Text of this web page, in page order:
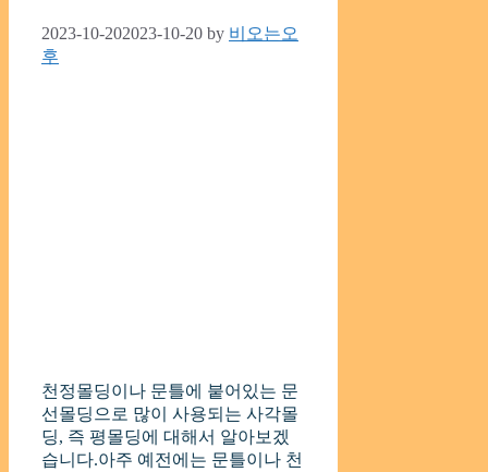
2023-10-202023-10-20 by 비오는오
후
천정몰딩이나 문틀에 붙어있는 문
선몰딩으로 많이 사용되는 사각몰
딩, 즉 평몰딩에 대해서 알아보겠
습니다.아주 예전에는 문틀이나 천